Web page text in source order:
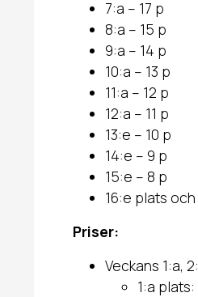
7:a – 17 p
8:a – 15 p
9:a – 14 p
10:a – 13 p
11:a – 12 p
12:a – 11 p
13:e – 10 p
14:e – 9 p
15:e – 8 p
16:e plats
Priser:
Veckans 1:a,
1:a